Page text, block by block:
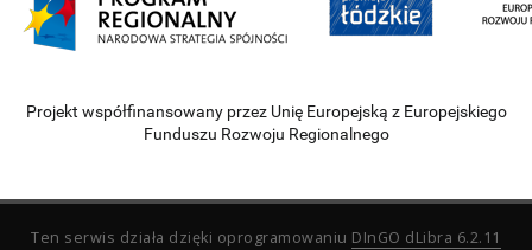
Projekt współfinansowany przez Unię Europejską z Europejskiego
Funduszu Rozwoju Regionalnego
Ten serwis działa dzięki oprogramowaniu DInGO dLibra 6.2.11